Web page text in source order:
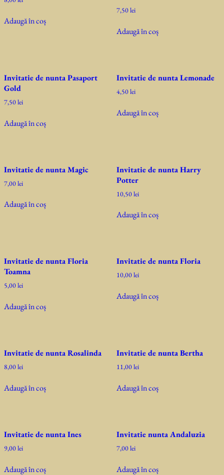
Adaugă în coș
7,50lei
Adaugă în coș
Invitatie de nunta Pasaport
Gold
7,50lei
Adaugă în coș
Invitatie de nunta Lemonade
4,50lei
Adaugă în coș
Invitatie de nunta Magic
7,00lei
Adaugă în coș
Invitatie de nunta Harry
Potter
10,50lei
Adaugă în coș
Invitatie de nunta Floria
Toamna
5,00lei
Adaugă în coș
Invitatie de nunta Floria
10,00lei
Adaugă în coș
Invitatie de nunta Rosalinda
8,00lei
Adaugă în coș
Invitatie de nunta Bertha
11,00lei
Adaugă în coș
Invitatie de nunta Ines
9,00lei
Adaugă în coș
Invitatie nunta Andaluzia
7,00lei
Adaugă în coș